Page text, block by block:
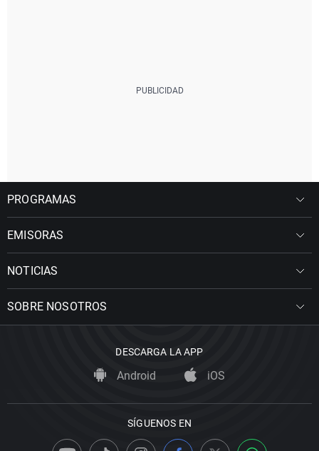
PROGRAMAS
EMISORAS
NOTICIAS
SOBRE NOSOTROS
DESCARGA LA APP
Android iOS
SÍGUENOS EN